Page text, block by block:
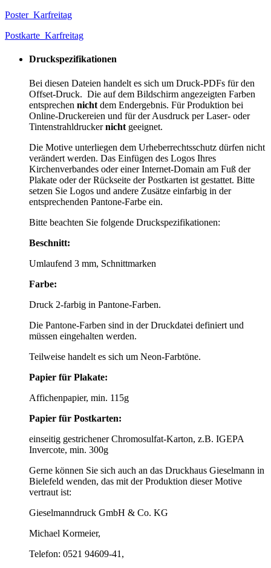
Poster_Karfreitag
Postkarte_Karfreitag
Druckspezifikationen
Bei diesen Dateien handelt es sich um Druck-PDFs für den
Offset-Druck. Die auf dem Bildschirm angezeigten Farben
entsprechen nicht dem Endergebnis. Für Produktion bei
Online-Druckereien und für der Ausdruck per Laser- oder
Tintenstrahldruckernicht geeignet.
Die Motive unterliegen dem Urheberrechtsschutz dürfen nicht
verändert werden. Das Einfügen des Logos Ihres
Kirchenverbandes oder einer Internet-Domain am Fuß der
Plakate oder der Rückseite der Postkarten ist gestattet. Bitte
setzen Sie Logos und andere Zusätze einfarbig in der
entsprechenden Pantone-Farbe ein.
Bitte beachten Sie folgende Druckspezifikationen:
Beschnitt:
Umlaufend 3 mm, Schnittmarken
Farbe:
Druck 2-farbig in Pantone-Farben.
Die Pantone-Farben sind in der Druckdatei definiert und
müssen eingehalten werden.
Teilweise handelt es sich um Neon-Farbtöne.
Papier für Plakate:
Affichenpapier, min. 115g
Papier für Postkarten:
einseitig gestrichener Chromosulfat-Karton, z.B. IGEPA
Invercote, min. 300g
Gerne können Sie sich auch an das Druckhaus Gieselmann in
Bielefeld wenden, das mit der Produktion dieser Motive
vertraut ist:
Gieselmanndruck GmbH & Co. KG
Michael Kormeier,
Telefon: 0521 94609-41,